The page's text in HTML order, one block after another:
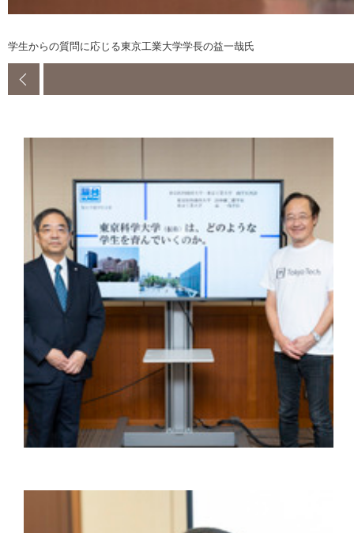
学生からの質問に応じる東京工業大学学長の益一哉氏